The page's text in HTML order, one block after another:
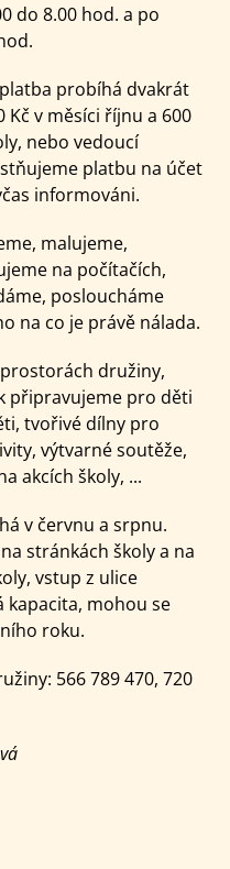
do 8.00 hod. a po
probíhá dvakrát
v měsíci říjnu a 600
nebo vedoucí
platbu na účet
informováni.
malujeme,
na počítačích,
posloucháme
na co je právě nálada.
družiny,
připravujeme pro děti
tvořivé dílny pro
výtvarné soutěže,
akcích školy, ...
v červnu a srpnu.
stránkách školy a na
vstup z ulice
kapacita, mohou se
roku.
566 789 470, 720